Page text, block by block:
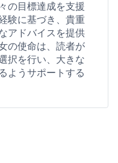
の目標達成を支援
験に基づき、貴重
アドバイスを提供
の使命は、読者が
択を行い、大きな
ようサポートする